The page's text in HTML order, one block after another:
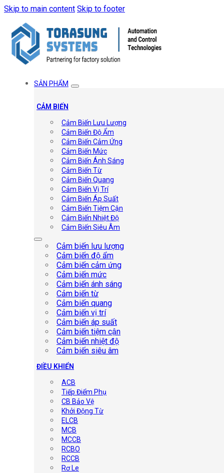
Skip to main content Skip to footer
SẢN PHẨM
CẢM BIẾN
Cảm Biến Lưu Lượng
Cảm Biến Độ Ẩm
Cảm Biến Cảm Ứng
Cảm Biến Mức
Cảm Biến Ánh Sáng
Cảm Biến Từ
Cảm Biến Quang
Cảm Biến Vị Trí
Cảm Biến Áp Suất
Cảm Biến Tiệm Cận
Cảm Biến Nhiệt Độ
Cảm Biến Siêu Âm
Cảm biến lưu lượng
Cảm biến độ ẩm
Cảm biến cảm ứng
Cảm biến mức
Cảm biến ánh sáng
Cảm biến từ
Cảm biến quang
Cảm biến vị trí
Cảm biến áp suất
Cảm biến tiệm cận
Cảm biến nhiệt độ
Cảm biến siêu âm
ĐIỀU KHIỂN
ACB
Tiếp Điểm Phụ
CB Bảo Vệ
Khởi Động Từ
ELCB
MCB
MCCB
RCBO
RCCB
Rơ Le